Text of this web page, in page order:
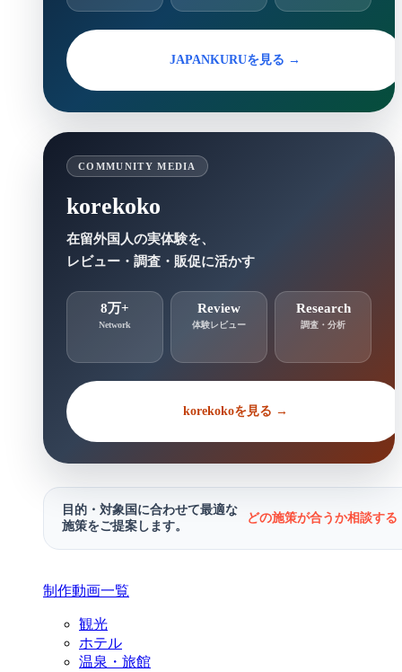
JAPANKURUを見る →
COMMUNITY MEDIA
korekoko
在留外国人の実体験を、
レビュー・調査・販促に活かす
8万+
Network
Review
体験レビュー
Research
調査・分析
korekokoを見る →
目的・対象国に合わせて最適な
施策をご提案します。
どの施策が合うか相談す
制作動画一覧
観光
ホテル
温泉・旅館